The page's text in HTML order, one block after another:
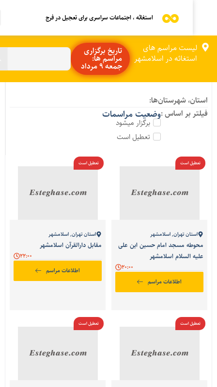
استغاثه ، اجتماعات سراسری برای تعجیل در فرج
لیست مراسم های
استغاثه در اسلامشهر
تاریخ برگزاری
مراسم ها:
جمعه 9 مرداد
شهرستان‌ها:
بر اساس :وضعیت مراسمات
برگزار میشود
تعطیل است
تعطیل است
استان تهران,اسلامشهر
محوطه مسجد امام حسین این علی
علیه السلام اسلامشهر
اطلاعات مراسم
تعطیل است
استان تهران,اسلامشهر
مقابل دارالقرآن اسلامشهر
اطلاعات مراسم
تعطیل است تعطیل است